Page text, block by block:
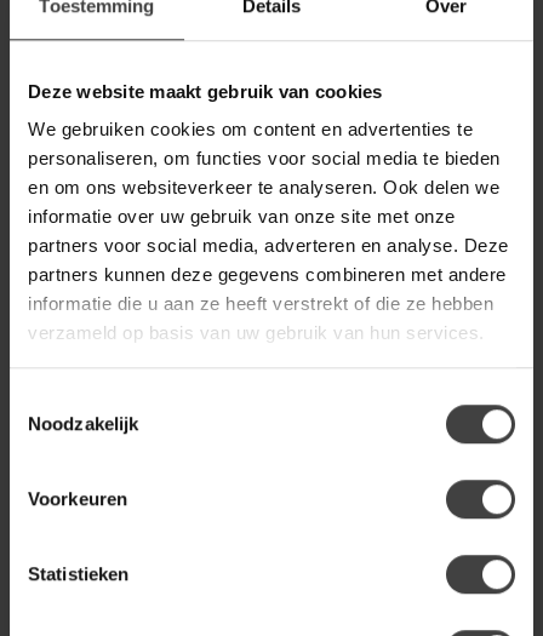
Toestemming Details Over
Deze website maakt gebruik van cookies
We gebruiken cookies om content en advertenties te
personaliseren, om functies voor social media te bieden
en om ons websiteverkeer te analyseren. Ook delen we
informatie over uw gebruik van onze site met onze
partners voor social media, adverteren en analyse. Deze
partners kunnen deze gegevens combineren met andere
informatie die u aan ze heeft verstrekt of die ze hebben
verzameld op basis van uw gebruik van hun services.
Noodzakelijk
Voorkeuren
Statistieken
Light en Living Wandplank
LIGHT EN LIVING
Light en Living Wandplank
80x20x3 cm GINOSU mat
donker bruin
€69,80
LIGHT EN LIVING
80x20x3 cm GINOSU olie bruin
Of heb je hulp nodig bij de bestelling? Neem gerust contact